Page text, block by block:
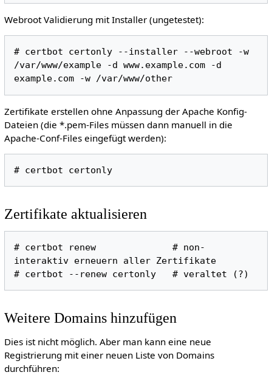
Webroot Validierung mit Installer (ungetestet):
# certbot certonly --installer --webroot -w
/var/www/example -d www.example.com -d
Zertifikate erstellen ohne Anpassung der Apache Konfig-
Dateien (die *.pem-Files müssen dann manuell in die
Apache-Conf-Files eingefügt werden):
Zertifikate aktualisieren
# certbot renew              # non-
interaktiv erneuern aller Zertifikate
Weitere Domains hinzufügen
Dies ist nicht möglich. Aber man kann eine neue
Registrierung mit einer neuen Liste von Domains
durchführen: